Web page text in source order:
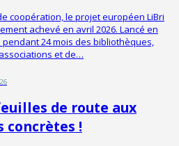
coopération, le projet européen LiBri
achevé en avril 2026. Lancé en
pendant 24 mois des bibliothèques,
et de…
de route aux
concrètes !